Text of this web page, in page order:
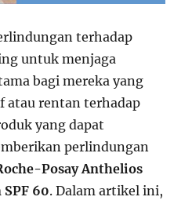
terhadap
untuk menjaga
bagi mereka yang
rentan terhadap
yang dapat
perlindungan
Posay Anthelios
60. Dalam artikel ini,